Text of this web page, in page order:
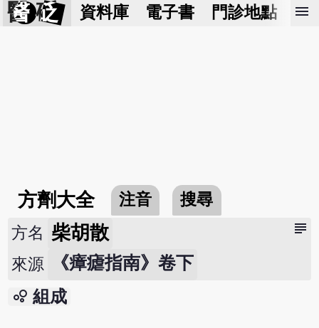
醫 砭 資料庫 電子書 門診地點 預
menu
方劑大全 注音 搜尋
subject
方名 柴胡散
來源 《瘴瘧指南》卷下
bubble_chart 組成